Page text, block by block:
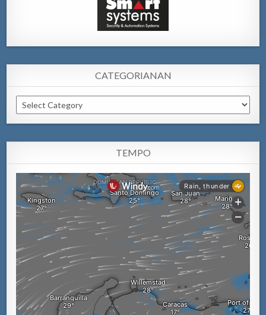
CATEGORIANAN
Categorianan
TEMPO